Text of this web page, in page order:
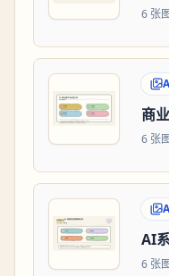
6 张
商
6 张
AI
6 张